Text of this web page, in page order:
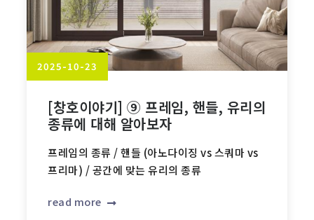
2025-10-23
[창호이야기] ⑨ 프레임, 핸들, 유리의
종류에 대해 알아보자
프레임의 종류 / 핸들 (아노다이징 vs 스쿼마 vs
프리마) / 공간에 맞는 유리의 종류
read more